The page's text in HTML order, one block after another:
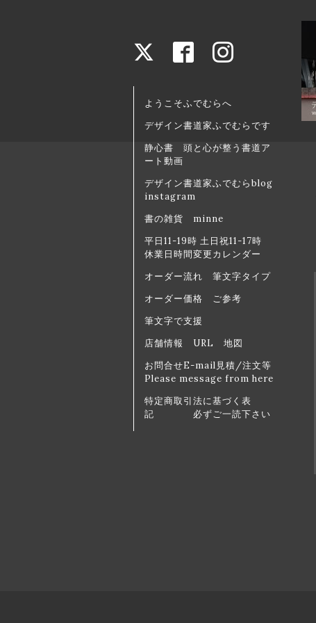
ようこそふでむらへ
デザイン書道家ふでむらです
静心書 頭と心が整う書道ア
ート動画
デザイン書道家ふでむらblog
instagram
書の雑貨 minne
平日11-19時 土日祝11-17時
休業日時間変更カレンダー
オーダー流れ 筆文字タイプ
オーダー価格 ご参考
筆文字で支援
店舗情報 URL 地図
お問合せE-mail見積/注文等
Please message from here
特定商取引法に基づく表
記 必ずご一読下さい